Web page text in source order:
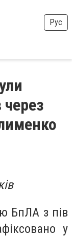
Рус
через
БпЛА з пів
у